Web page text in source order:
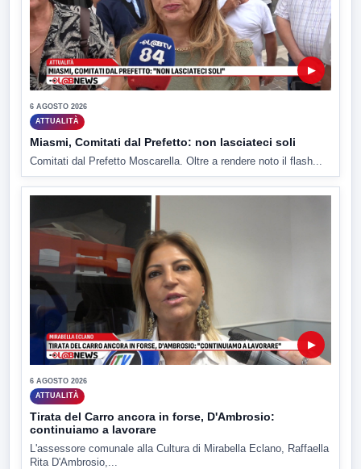
▶
6 AGOSTO 2026
ATTUALITÀ
Miasmi, Comitati dal Prefetto: non lasciateci soli
Comitati dal Prefetto Moscarella. Oltre a rendere noto il flash...
▶
6 AGOSTO 2026
ATTUALITÀ
Tirata del Carro ancora in forse, D'Ambrosio:
continuiamo a lavorare
L'assessore comunale alla Cultura di Mirabella Eclano, Raffaella
Rita D'Ambrosio,...